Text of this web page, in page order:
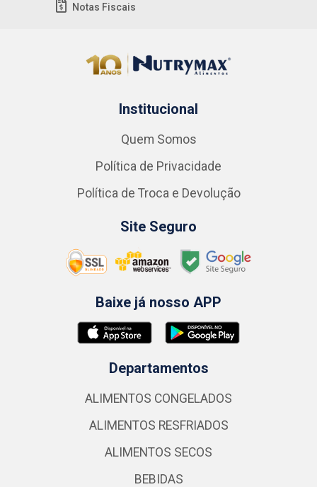
Notas Fiscais
Institucional
Quem Somos
Política de Privacidade
Política de Troca e Devolução
Site Seguro
Baixe já nosso APP
Departamentos
ALIMENTOS CONGELADOS
ALIMENTOS RESFRIADOS
ALIMENTOS SECOS
BEBIDAS